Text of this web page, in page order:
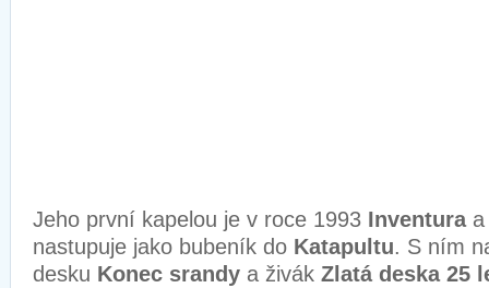
Jeho první kapelou je v roce 1993 Inventuraa
nastupuje jako bubeník do Katapultu. S ním
desku Konec srandy a živák Zlatá deska 25